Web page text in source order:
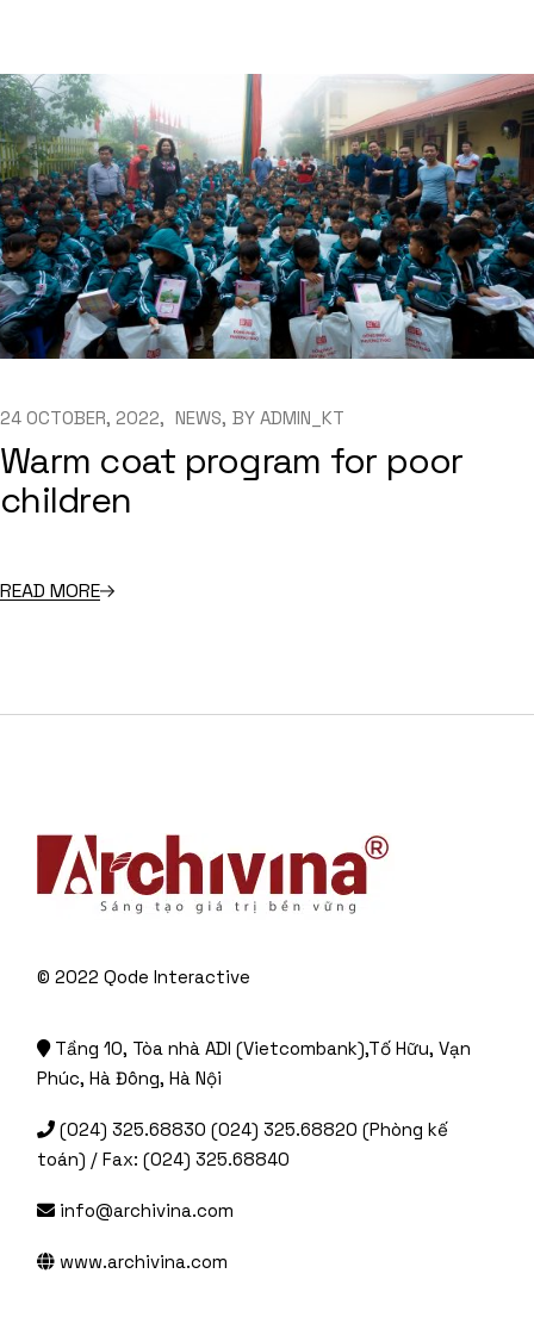
24 OCTOBER, 2022 NEWS BY ADMIN_KT
Warm coat program for poor
children
READ MORE
© 2022Qode Interactive
Tầng 10, Tòa nhà ADI (Vietcombank),Tố Hữu, Vạn
Phúc, Hà Đông, Hà Nội
(024) 325.68830 (024) 325.68820 (Phòng kế
toán) / Fax: (024) 325.68840
info@archivina.com
www.archivina.com